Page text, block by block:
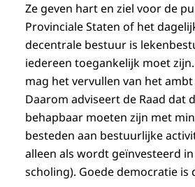
Ze geven hart en ziel voor de
Provinciale Staten of het
decentrale bestuur is
iedereen toegankelijk moet
mag het vervullen van het
Daarom adviseert de Raad dat
behapbaar moeten zijn met
besteden aan bestuurlijke
alleen als wordt geïnvesteerd
scholing). Goede democratie is